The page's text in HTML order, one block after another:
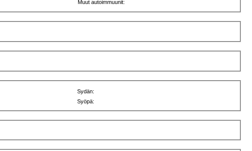
Muut autoimmuunit:
Sydän:
Syöpä: